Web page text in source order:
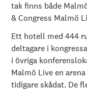
tak finns både
& Congress Malmö
Ett hotell med 444
deltagare i
i övriga
Malmö Live en
tidigare skådat. De